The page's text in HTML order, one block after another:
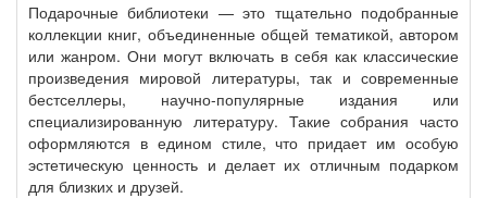
Подарочные библиотеки — это тщательно подобранные
коллекции книг, объединенные общей тематикой, автором
или жанром. Они могут включать в себя как классические
произведения мировой литературы, так и современные
бестселлеры, научно-популярные издания или
специализированную литературу. Такие собрания часто
оформляются в едином стиле, что придает им особую
эстетическую ценность и делает их отличным подарком
для близких и друзей.